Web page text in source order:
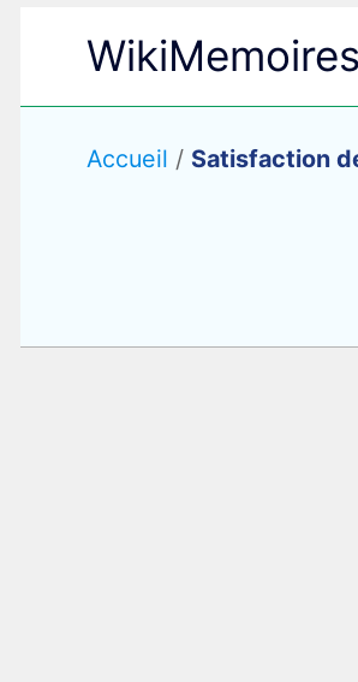
WikiMemoires
Accueil / Satisfaction